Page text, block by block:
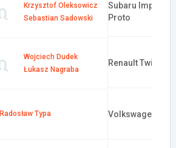
Krzysztof Oleksowicz
Sebastian Sadowski
Subaru Impreza
Proto
Wojciech Dudek
Łukasz Nagraba
Renault Twingo
Radosław Typa Volkswagen